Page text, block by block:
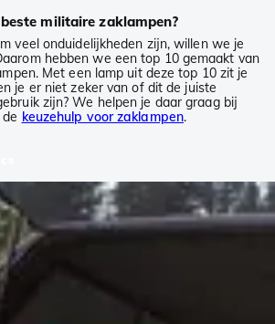
militaire zaklampen?
veel onduidelijkheden zijn, willen we je
hebben we een top 10 gemaakt van
Met een lamp uit deze top 10 zit je
je er niet zeker van of dit de juiste
zijn? We helpen je daar graag bij
keuzehulp voor zaklampen.